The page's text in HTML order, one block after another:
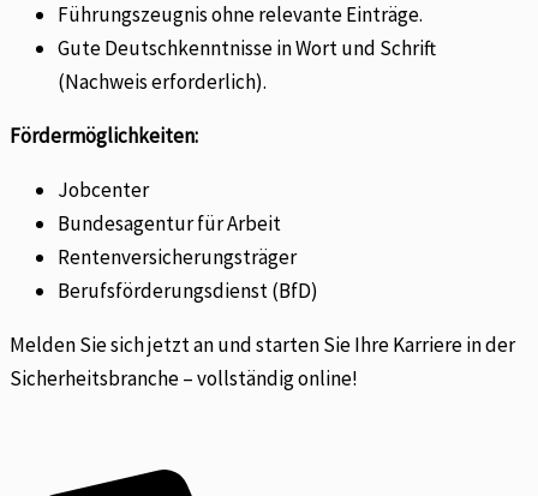
Führungszeugnis ohne relevante Einträge.
Gute Deutschkenntnisse in Wort und Schrift
(Nachweis erforderlich).
Fördermöglichkeiten:
Jobcenter
Bundesagentur für Arbeit
Rentenversicherungsträger
Berufsförderungsdienst (BfD)
Melden Sie sich jetzt an und starten Sie Ihre Karriere in der
Sicherheitsbranche – vollständig online!